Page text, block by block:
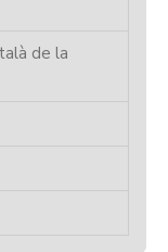
de la